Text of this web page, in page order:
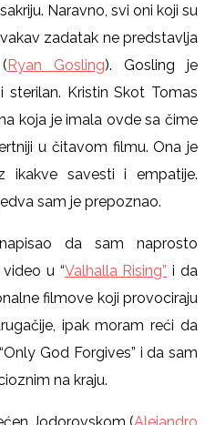
Naravno, svi oni koji su
zadatak ne predstavlja
Ryan Gosling). Gosling je
Kristin Skot Tomas
koja je imala ovde sa čime
u čitavom filmu. Ona je
ikakve savesti i empatije.
sam je prepoznao.
da sam naprosto
u “Valhalla Rising” i da
filmove koji provociraju
ipak moram reći da
God Forgives” i da sam
na kraju.